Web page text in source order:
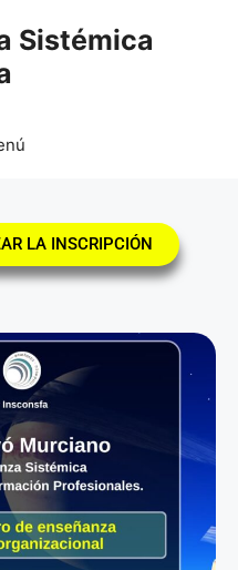
Sistémica
LA INSCRIPCIÓN